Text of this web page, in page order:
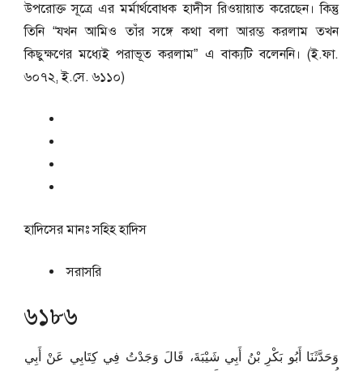
উপরোক্ত সূত্রে এর মর্মার্থবোধক হাদীস রিওয়ায়াত করেছেন। কিন্তু
তিনি “যখন আমিও তাঁর সঙ্গে কথা বলা আরম্ভ করলাম তখন
কিছুক্ষণের মধ্যেই পরাভূত করলাম” এ বাক্যটি বলেননি। (ই.ফা.
৬০৭২, ই.সে. ৬১১০)
হাদিসের মানঃসহিহ হাদিস
সরাসরি
৬১৮৬
وَحَدَّثَنَا أَبُو بَكْرِ بْنُ أَبِي شَيْبَةَ، قَالَ وَجَدْتُ فِي كِتَابِي عَنْ أَبِي